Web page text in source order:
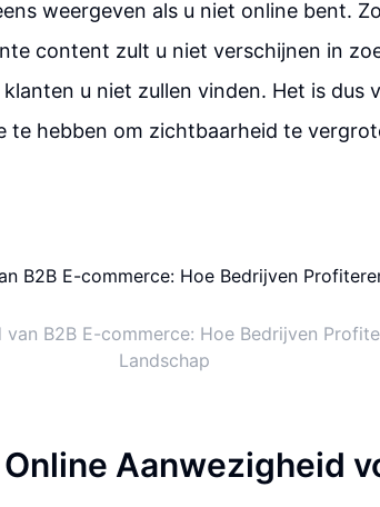
weergeven als u niet online bent.
content zult u niet verschijnen in
u niet zullen vinden. Het is dus
te hebben om zichtbaarheid te
van B2B E-commerce: Hoe Bedrijven
Landschap
Aanwezigheid